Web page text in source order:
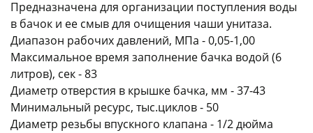
Предназначена для организации поступления воды
в бачок и ее смыв для очищения чаши унитаза.
Диапазон рабочих давлений, МПа - 0,05-1,00
Максимальное время заполнение бачка водой (6
литров), сек - 83
Диаметр отверстия в крышке бачка, мм - 37-43
Минимальный ресурс, тыс.циклов - 50
Диаметр резьбы впускного клапана - 1/2 дюйма
раз в 2 недели